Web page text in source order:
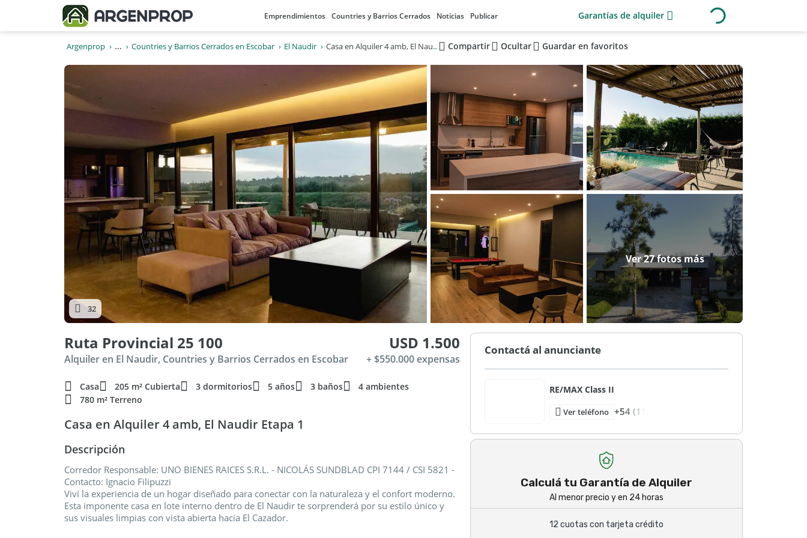
Emprendimientos Countries y Barrios Cerrados Noticias Publicar Garantías de alquiler
Argenprop ... Countries y Barrios Cerrados en Escobar El Naudir Casa en Alquiler 4 amb, El Naudir Etapa 1 Compartir Ocultar Guardar en favoritos
Ver 27 fotos más
32
Ruta Provincial 25 100 USD 1.500
Alquiler en El Naudir, Countries y Barrios Cerrados en Escobar + $550.000 expensas
Casa 205 m² Cubierta 3 dormitorios 5 años 3 baños
4 ambientes
780 m² Terreno
Casa en Alquiler 4 amb, El Naudir Etapa 1
Descripción
Corredor Responsable: UNO BIENES RAICES S.R.L. - NICOLÁS SUNDBLAD CPI 7144 / CSI 5821 -
Contacto: Ignacio Filipuzzi
Viví la experiencia de un hogar diseñado para conectar con la naturaleza y el confort moderno.
Esta imponente casa en lote interno dentro de El Naudir te sorprenderá por su estilo único y
sus visuales limpias con vista abierta hacia El Cazador.
Contactá al anunciante
RE/MAX Class II
Ver teléfono +54 (11
Calculá tu Garantía de Alquiler
Al menor precio y en 24 horas
12 cuotas con tarjeta crédito